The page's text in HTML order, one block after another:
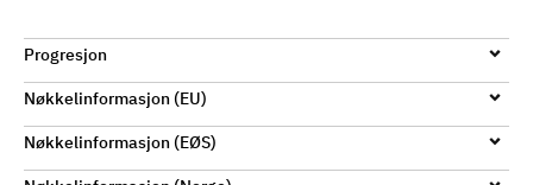
Progresjon
Nøkkelinformasjon (EU)
Nøkkelinformasjon (EØS)